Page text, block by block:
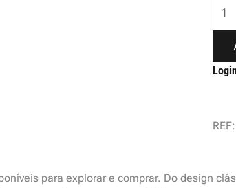
REF:
para explorar e comprar. Do design